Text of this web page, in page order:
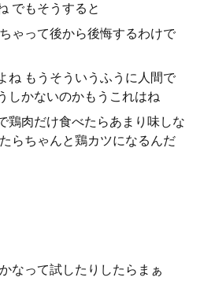
でもそうすると
ゃって後から後悔するわけで
ね もうそういうふうに人間で
しかないのかもうこれはね
鶏肉だけ食べたらあまり味しな
らちゃんと鶏カツになるんだ
なって試したりしたらまぁ